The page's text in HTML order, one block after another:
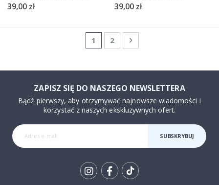
39,00 zł
39,00 zł
Strona
Aktualnie czytasz stronę
1 Strona
2 Strona
Następne
ZAPISZ SIĘ DO NASZEGO NEWSLETTERA
Bądź pierwszy, aby otrzymywać najnowsze wiadomości i
korzystać z naszych ekskluzywnych ofert.
SUBSKRYBUJ